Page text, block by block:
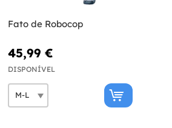
Fato de Robocop
45,99 €
DISPONÍVEL